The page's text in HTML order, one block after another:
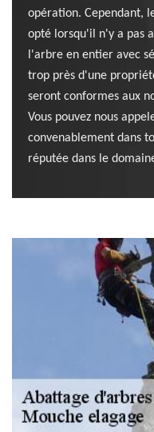
opération. Cependant,
opté lorsqu'il n'y a pas
l'arbre en entier avec
trop près d'une
seront conformes aux
Vous pouvez nous
convenablement dans
réputée dans le